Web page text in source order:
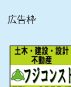
広告枠